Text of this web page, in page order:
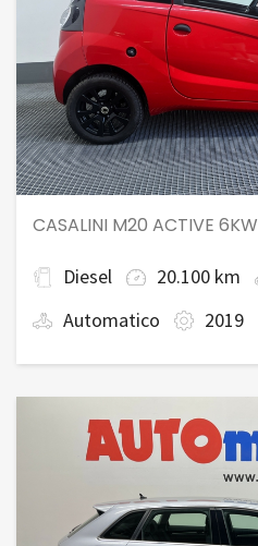
CASALINI M20 ACTIVE 6KW
Diesel 20.100 km
Automatico
2019